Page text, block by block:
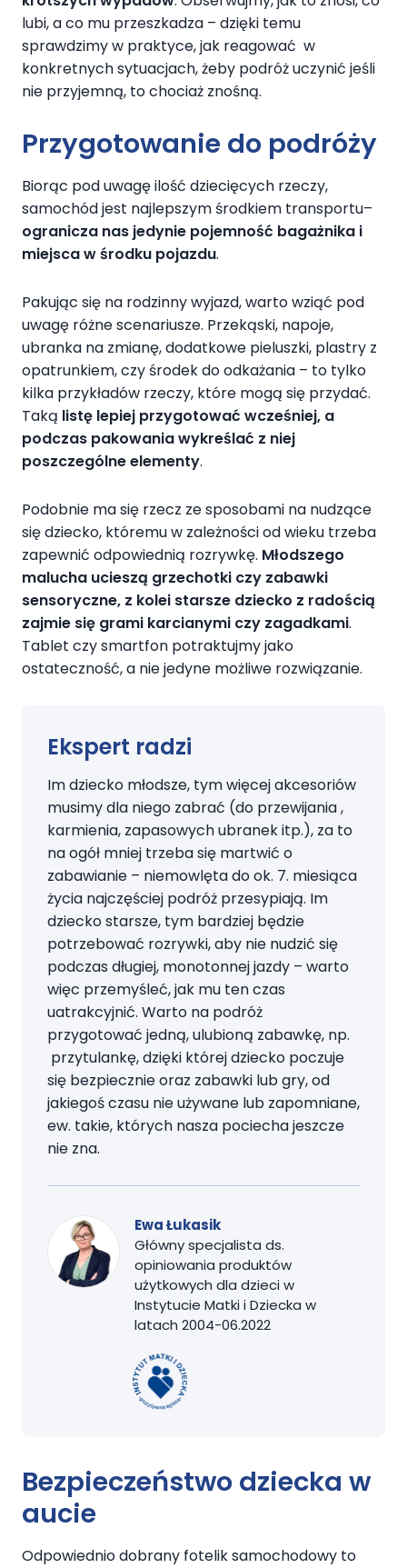
lubi, a co mu przeszkadza – dzięki temu
sprawdzimy w praktyce, jak reagować w
konkretnych sytuacjach, żeby podróż uczynić jeśli
nie przyjemną, to chociaż znośną.
Przygotowanie do podróży
Biorąc pod uwagę ilość dziecięcych rzeczy,
samochód jest najlepszym środkiem transportu–
ogranicza nas jedynie pojemność bagażnika i
miejsca w środku pojazdu.
Pakując się na rodzinny wyjazd, warto wziąć pod
uwagę różne scenariusze. Przekąski, napoje,
ubranka na zmianę, dodatkowe pieluszki, plastry z
opatrunkiem, czy środek do odkażania – to tylko
kilka przykładów rzeczy, które mogą się przydać.
Taką listę lepiej przygotować wcześniej, a
podczas pakowania wykreślać z niej
poszczególne elementy.
Podobnie ma się rzecz ze sposobami na nudzące
się dziecko, któremu w zależności od wieku trzeba
zapewnić odpowiednią rozrywkę. Młodszego
malucha ucieszą grzechotki czy zabawki
sensoryczne, z kolei starsze dziecko z radością
zajmie się grami karcianymi czy zagadkami.
Tablet czy smartfon potraktujmy jako
ostateczność, a nie jedyne możliwe rozwiązanie.
Ekspert radzi
Im dziecko młodsze, tym więcej akcesoriów
musimy dla niego zabrać (do przewijania ,
karmienia, zapasowych ubranek itp.), za to
na ogół mniej trzeba się martwić o
zabawianie – niemowlęta do ok. 7. miesiąca
życia najczęściej podróż przesypiają. Im
dziecko starsze, tym bardziej będzie
potrzebować rozrywki, aby nie nudzić się
podczas długiej, monotonnej jazdy – warto
więc przemyśleć, jak mu ten czas
uatrakcyjnić. Warto na podróż
przygotować jedną, ulubioną zabawkę, np.
przytulankę, dzięki której dziecko poczuje
się bezpiecznie oraz zabawki lub gry, od
jakiegoś czasu nie używane lub zapomniane,
ew. takie, których nasza pociecha jeszcze
nie zna.
Ewa Łukasik
Główny specjalista ds.
opiniowania produktów
użytkowych dla dzieci w
Instytucie Matki i Dziecka w
latach 2004-06.2022
Bezpieczeństwo dziecka w
aucie
Odpowiednio dobrany fotelik samochodowy to